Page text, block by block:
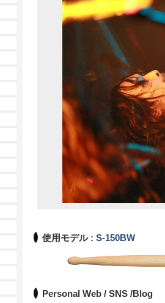
使用モデル : S-150BW
Personal Web / SNS /Blog